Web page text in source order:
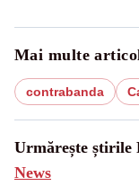
Mai multe
contrabanda
Urmărește știrile
News